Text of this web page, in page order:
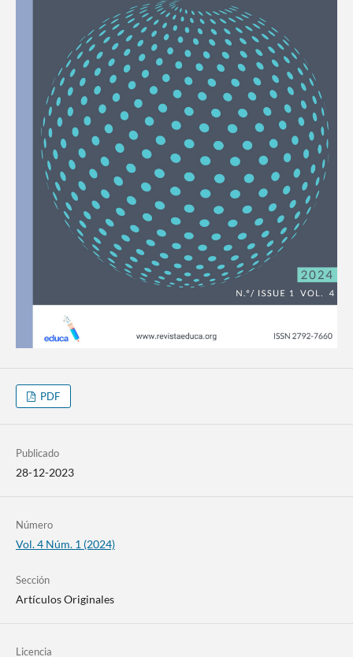
PDF
Publicado
28-12-2023
Número
Vol. 4 Núm. 1 (2024)
Sección
Artículos Originales
Licencia